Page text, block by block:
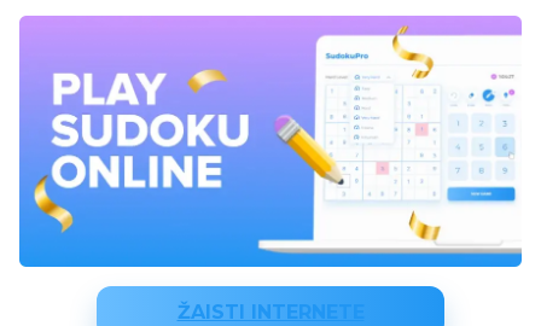
ŽAISTI INTERNETE